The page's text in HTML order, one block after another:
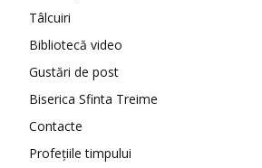
Tâlcuiri
Bibliotecă video
Gustări de post
Biserica Sfinta Treime
Contacte
Profețiile timpului